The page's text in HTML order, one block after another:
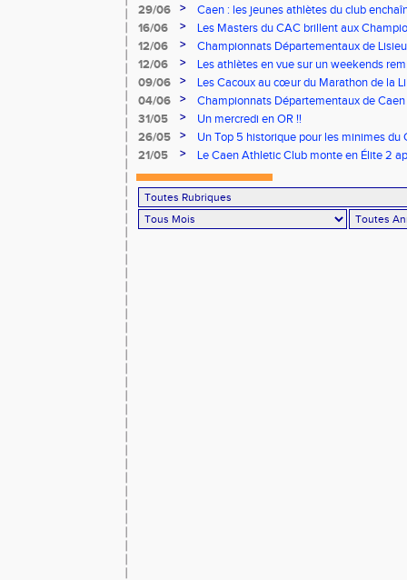
29/06
>
Caen : les jeunes athlètes du club
16/06
>
Les Masters du CAC brillent aux
12/06
>
Championnats Départementaux de
remarquables pour nos jeunes athlètes
12/06 >
Les athlètes en vue sur un weekends
09/06
>
Les Cacoux au cœur du Marathon de la
04/06
>
Championnats Départementaux de
rendez-vous
31/05 >
Un mercredi en OR !!
26/05
>
Un Top 5 historique pour les minimes du
Finale Nationale Equip’Athlé !
21/05 >
Le Caen Athletic Club monte en Élite 2